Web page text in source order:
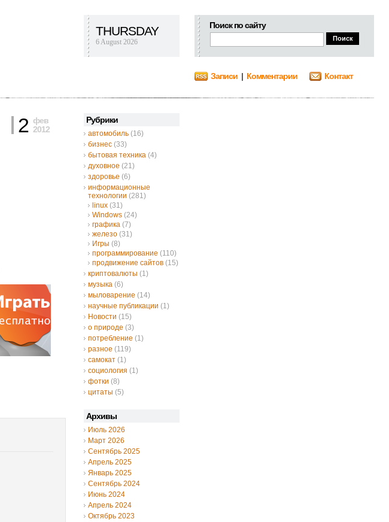
Поиск по сайту
THURSDAY
6 August 2026
Записи | Комментарии Контакт
Рубрики
автомобиль (16)
бизнес (33)
бытовая техника (4)
духовное (21)
здоровье (6)
информационные
технологии (281)
linux (31)
Windows (24)
графика (7)
железо (31)
Игры (8)
программирование (110)
продвижение сайтов (15)
криптовалюты (1)
музыка (6)
мыловарение (14)
научные публикации (1)
Новости (15)
о природе (3)
потребление (1)
разное (119)
самокат (1)
социология (1)
фотки (8)
цитаты (5)
Архивы
Июль 2026
Март 2026
Сентябрь 2025
Апрель 2025
Январь 2025
Сентябрь 2024
Июнь 2024
Апрель 2024
Октябрь 2023
2 фев
2012